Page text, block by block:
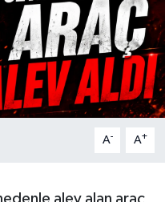
A- A+
alev alan araç,